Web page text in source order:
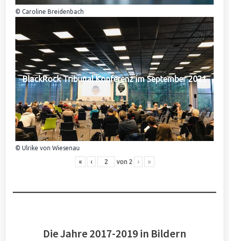
© Caroline Breidenbach
BlackRock Tribunal Konferenz im September 2021
© Ulrike von Wiesenau
« ‹ von 2 › »
Die Jahre 2017-2019 in Bildern